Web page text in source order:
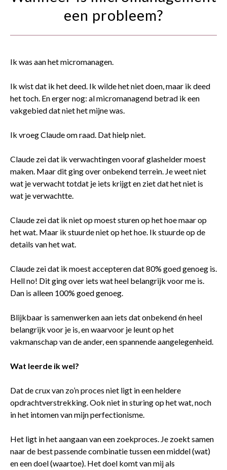
een probleem?
Ik was aan het micromanagen.
Ik wist dat ik het deed. Ik wilde het niet doen, maar ik deed
het toch. En erger nog: al micromanagend betrad ik een
vakgebied dat niet het mijne was.
Ik vroeg Claude om raad. Dat hielp niet.
Claude zei dat ik verwachtingen vooraf glashelder moest
maken. Maar dit ging over onbekend terrein. Je weet niet
wat je verwacht totdat je iets krijgt en ziet dat het niet is
wat je verwachtte.
Claude zei dat ik niet op moest sturen op het hoe maar op
het wat. Maar ik stuurde niet op het hoe. Ik stuurde op de
details van het wat.
Claude zei dat ik moest accepteren dat 80% goed genoeg is.
Hell no! Dit ging over iets wat heel belangrijk voor me is.
Dan is alleen 100% goed genoeg.
Blijkbaar is samenwerken aan iets dat onbekend én heel
belangrijk voor je is, en waarvoor je leunt op het
vakmanschap van de ander, een spannende aangelegenheid.
Wat leerde ik wel?
Dat de crux van zo’n proces niet ligt in een heldere
opdrachtverstrekking. Ook niet in sturing op het wat, noch
in het intomen van mijn perfectionisme.
Het ligt in het aangaan van een zoekproces. Je zoekt samen
naar de best passende combinatie tussen een middel (wat)
en een doel (waartoe). Het doel komt van mij als